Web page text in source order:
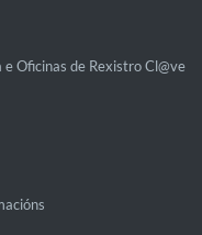
e Oficinas de Rexistro Cl@ve